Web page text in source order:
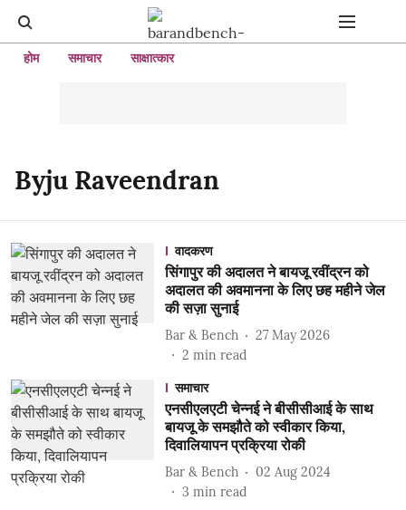
होम समाचार साक्षात्कार
Byju Raveendran
वादकरण
सिंगापुर की अदालत ने बायजू रवींद्रन को
अदालत की अवमानना ​​के लिए छह महीने जेल
की सज़ा सुनाई
Bar & Bench
27 May 2026
2 min read
समाचार
एनसीएलएटी चेन्नई ने बीसीसीआई के साथ
बायजू के समझौते को स्वीकार किया,
दिवालियापन प्रक्रिया रोकी
Bar & Bench
02 Aug 2024
3 min read